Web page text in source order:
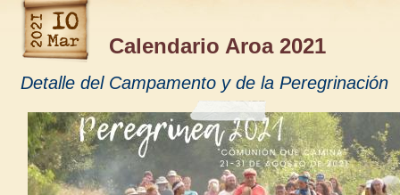
Calendario Aroa 2021
Detalle del Campamento y de la Peregrinación